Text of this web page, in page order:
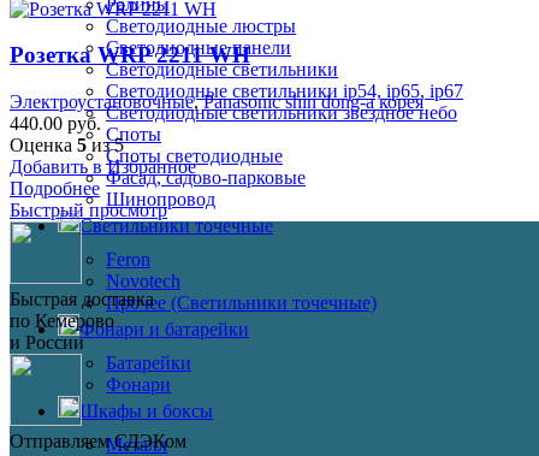
Ралины
Светодиодные люстры
Светодиодные панели
Светодиодные светильники
Светодиодные светильники ip54, ip65, ip67
Светодиодные светильники звездное небо
Споты
Споты светодиодные
Фасад, садово-парковые
Шинопровод
Светильники точечные
Feron
Novotech
Прочее (Светильники точечные)
Фонари и батарейки
Батарейки
Фонари
Шкафы и боксы
Металл
Розетка WRP 2211 WH
Электроустановочные,Panasonic shin dong-a корея
440.00 руб.
Оценка 5из 5
Добавить в Избранное
Подробнее
Быстрый просмотр
Быстрая доставка
по Кемерово
и России
Отправляем СДЭКом